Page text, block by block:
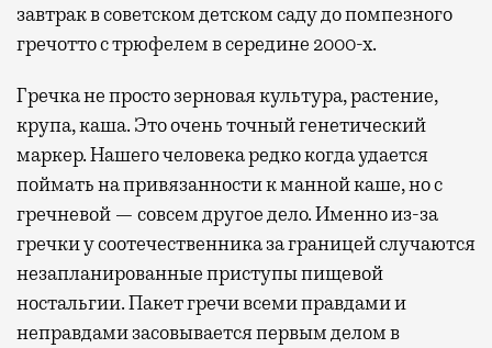
завтрак в советском детском саду до помпезного
гречотто с трюфелем в середине 2000-х.
Гречка не просто зерновая культура, растение,
крупа, каша. Это очень точный генетический
маркер. Нашего человека редко когда удается
поймать на привязанности к манной каше, но с
гречневой — совсем другое дело. Именно из-за
гречки у соотечественника за границей случаются
незапланированные приступы пищевой
ностальгии. Пакет гречи всеми правдами и
неправдами засовывается первым делом в